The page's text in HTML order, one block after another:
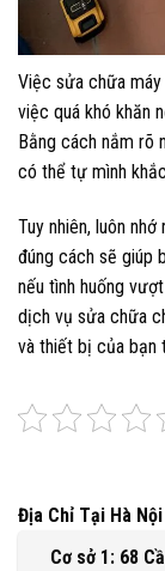
Việc sửa chữa
việc quá khó khăn
Bằng cách nắm rõ
có thể tự mình
Tuy nhiên, luôn
đúng cách sẽ giúp
nếu tình huống
dịch vụ sửa chữa
và thiết bị của bạn
Địa Chỉ Tại Hà
Cơ sở 1: 68